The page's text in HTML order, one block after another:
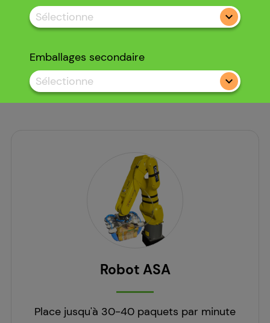
Sélectionne
Emballages secondaire
Sélectionne
Robot ASA
Place jusqu'à 30-40 paquets par minute